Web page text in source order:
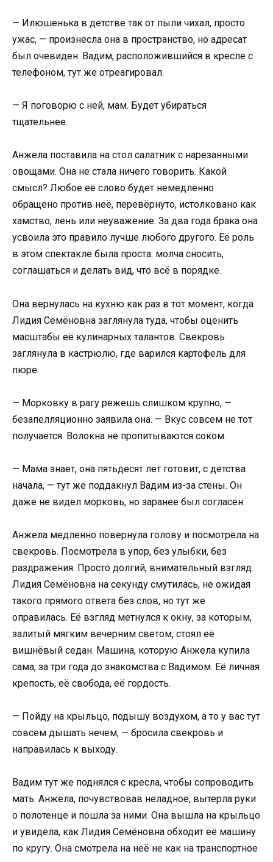
— Илюшенька в детстве так от пыли чихал, просто
ужас, — произнесла она в пространство, но адресат
был очевиден. Вадим, расположившийся в кресле с
телефоном, тут же отреагировал.
— Я поговорю с ней, мам. Будет убираться
тщательнее.
Анжела поставила на стол салатник с нарезанными
овощами. Она не стала ничего говорить. Какой
смысл? Любое её слово будет немедленно
обращено против неё, перевёрнуто, истолковано как
хамство, лень или неуважение. За два года брака она
усвоила это правило лучше любого другого. Её роль
в этом спектакле была проста: молча сносить,
соглашаться и делать вид, что всё в порядке.
Она вернулась на кухню как раз в тот момент, когда
Лидия Семёновна заглянула туда, чтобы оценить
масштабы её кулинарных талантов. Свекровь
заглянула в кастрюлю, где варился картофель для
пюре.
— Морковку в рагу режешь слишком крупно, —
безапелляционно заявила она. — Вкус совсем не тот
получается. Волокна не пропитываются соком.
— Мама знает, она пятьдесят лет готовит, с детства
начала, — тут же поддакнул Вадим из-за стены. Он
даже не видел морковь, но заранее был согласен.
Анжела медленно повернула голову и посмотрела на
свекровь. Посмотрела в упор, без улыбки, без
раздражения. Просто долгий, внимательный взгляд.
Лидия Семёновна на секунду смутилась, не ожидая
такого прямого ответа без слов, но тут же
оправилась. Её взгляд метнулся к окну, за которым,
залитый мягким вечерним светом, стоял её
вишнёвый седан. Машина, которую Анжела купила
сама, за три года до знакомства с Вадимом. Её личная
крепость, её свобода, её гордость.
— Пойду на крыльцо, подышу воздухом, а то у вас тут
совсем дышать нечем, — бросила свекровь и
направилась к выходу.
Вадим тут же поднялся с кресла, чтобы сопроводить
мать. Анжела, почувствовав неладное, вытерла руки
о полотенце и пошла за ними. Она вышла на крыльцо
и увидела, как Лидия Семёновна обходит её машину
по кругу. Она смотрела на неё не как на транспортное